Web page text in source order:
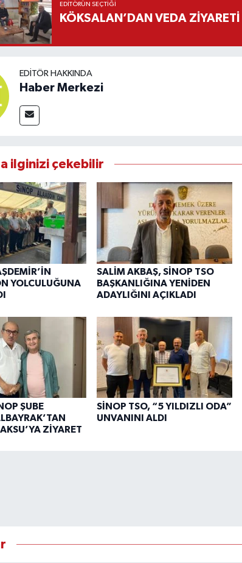
EDITÖRÜN SEÇTIĞI
KÖKSALAN’DAN VEDA ZİYARETİ
EDITÖR HAKKINDA
Haber Merkezi
ilginizi çekebilir
YOLCULUĞUNA
SALİM AKBAŞ, SİNOP TSO
BAŞKANLIĞINA YENİDEN
ADAYLIĞINI AÇIKLADI
ŞUBE
ZİYARET
SİNOP TSO, “5 YILDIZLI ODA”
UNVANINI ALDI